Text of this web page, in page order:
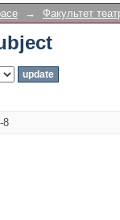
→ Факультет
8